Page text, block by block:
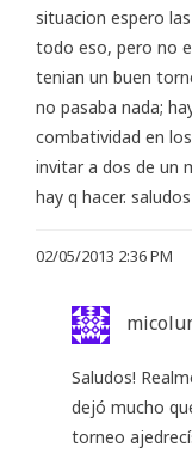
situacion espero
todo eso, pero no
tenian un buen
no pasaba nada;
combatividad en
invitar a dos de un
hay q hacer.
02/05/2013 2:36 PM
Saludos!
dejó mucho
torneo